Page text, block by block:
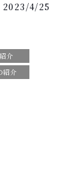
2023/4/25
介
紹介